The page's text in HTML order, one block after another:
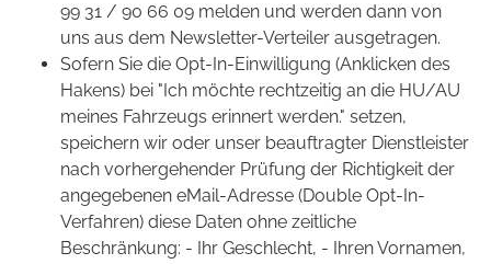
99 31 / 90 66 09 melden und werden dann von
uns aus dem Newsletter-Verteiler ausgetragen.
Sofern Sie die Opt-In-Einwilligung (Anklicken des
Hakens) bei "Ich möchte rechtzeitig an die HU/AU
meines Fahrzeugs erinnert werden." setzen,
speichern wir oder unser beauftragter Dienstleister
nach vorhergehender Prüfung der Richtigkeit der
angegebenen eMail-Adresse (Double Opt-In-
Verfahren) diese Daten ohne zeitliche
Beschränkung: - Ihr Geschlecht, - Ihren Vornamen,